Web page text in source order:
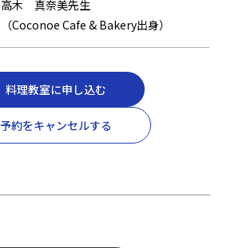
高木 真奈美先生
（Coconoe Cafe & Bakery出身）
料理教室に申し込む
予約をキャンセルする